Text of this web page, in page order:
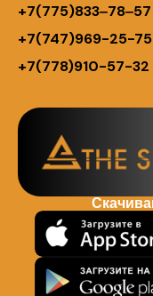
+7(775)833‒78‒57
+7(747)969-25-75
+7(778)910-57-32